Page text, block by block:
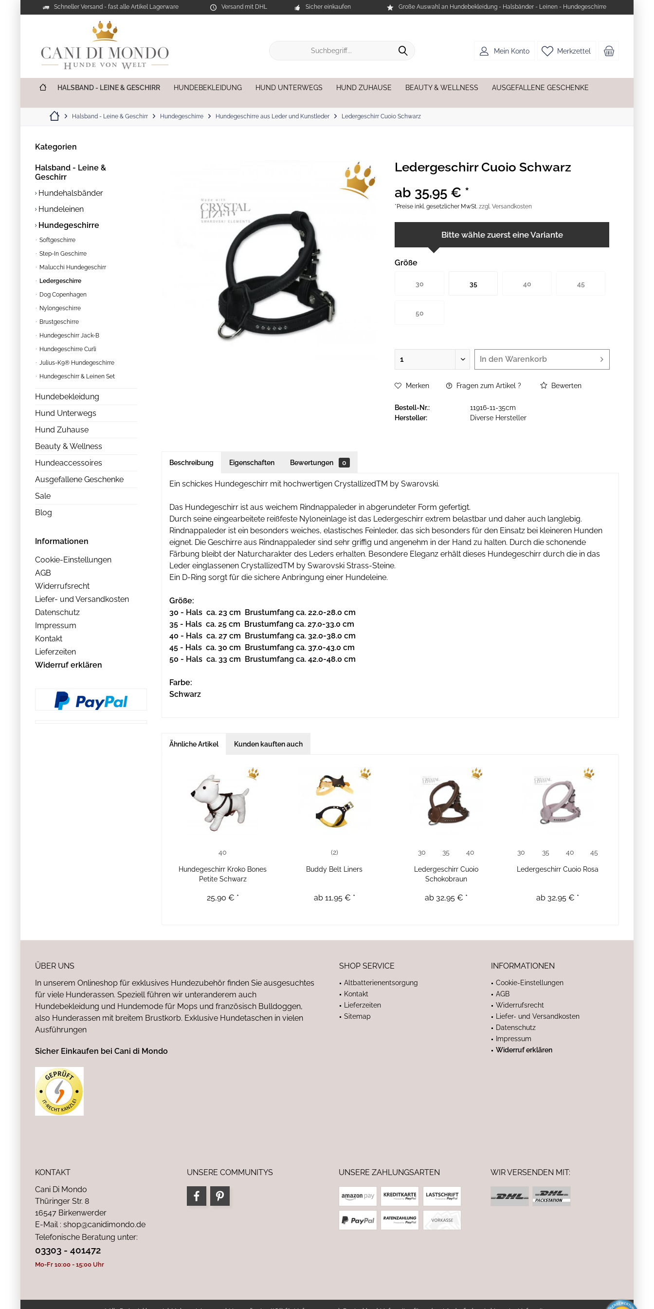
Schneller Versand - fast alle Artikel Lagerware Versand mit DHL Sicher einkaufen Große Auswahl an Hundebekleidung - Halsbänder - Leinen - Hundegeschirre
Merkzettel
Mein Konto
HALSBAND - LEINE & GESCHIRR HUNDEBEKLEIDUNG HUND UNTERWEGS HUND ZUHAUSE BEAUTY & WELLNESS AUSGEFALLENE GESCHENKE
Halsband - Leine & Geschirr Hundegeschirre Hundegeschirre aus Leder und Kunstleder Ledergeschirr Cuoio Schwarz
Kategorien
Halsband - Leine &
Geschirr
Hundehalsbänder
Hundeleinen
Hundegeschirre
Softgeschirre
Step-In Geschirre
Malucchi Hundegeschirr
Ledergeschirre
Dog Copenhagen
Nylongeschirre
Brustgeschirre
Hundegeschirr Jack-B
Hundegeschirre Curli
Julius-K9® Hundegeschirre
Hundegeschirr & Leinen Set
Hundebekleidung
Hund Unterwegs
Hund Zuhause
Beauty & Wellness
Hundeaccessoires
Ausgefallene Geschenke
Sale
Blog
Informationen
Cookie-Einstellungen
AGB
Widerrufsrecht
Liefer- und Versandkosten
Datenschutz
Impressum
Kontakt
Lieferzeiten
Widerruf erklären
Ledergeschirr Cuoio Schwarz
ab 35,95 € *
*Preise inkl. gesetzlicher MwSt.zzgl. Versandkosten
Bitte wähle zuerst eine Variante
Größe
30 35 40 45
50
In den Warenkorb
Merken Fragen zum Artikel ? Bewerten
Bestell-Nr.:
11916-11-35cm
Hersteller:
Diverse Hersteller
Beschreibung Eigenschaften Bewertungen 0
Ein schickes Hundegeschirr mit hochwertigen CrystallizedTM by Swarovski.
Das Hundegeschirr ist aus weichem Rindnappaleder in abgerundeter Form gefertigt.
Durch seine eingearbeitete reißfeste Nyloneinlage ist das Ledergeschirr extrem belastbar und daher auch langlebig.
Rindnappaleder ist ein besonders weiches, elastisches Feinleder, das sich besonders für den Einsatz bei kleineren Hunden
eignet. Die Geschirre aus Rindnappaleder sind sehr griffig und angenehm in der Hand zu halten. Durch die schonende
Färbung bleibt der Naturcharakter des Leders erhalten. Besondere Eleganz erhält dieses Hundegeschirr durch die in das
Leder einglassenen CrystallizedTM by Swarovski Strass-Steine.
Ein D-Ring sorgt für die sichere Anbringung einer Hundeleine.
Größe:
30 - Hals ca. 23 cm Brustumfang ca. 22.0-28.0 cm
35 - Hals ca. 25 cm Brustumfang ca. 27.0-33.0 cm
40 - Hals ca. 27 cm Brustumfang ca. 32.0-38.0 cm
45 - Hals ca. 30 cm Brustumfang ca. 37.0-43.0 cm
50 - Hals ca. 33 cm Brustumfang ca. 42.0-48.0 cm
Farbe:
Schwarz
Ähnliche Artikel Kunden kauften auch
40
Hundegeschirr Kroko Bones
Petite Schwarz
25,90 € *
(2)
Buddy Belt Liners
ab 11,95 € *
30 35 40
Ledergeschirr Cuoio
Schokobraun
ab 32,95 € *
30 35 40 45
Ledergeschirr Cuoio Rosa
ab 32,95 € *
ÜBER UNS
In unserem Onlineshop für exklusives Hundezubehör finden Sie ausgesuchtes
für viele Hunderassen. Speziell führen wir unteranderem auch
Hundebekleidung und Hundemode für Mops und französisch Bulldoggen,
also Hunderassen mit breitem Brustkorb. Exklusive Hundetaschen in vielen
Ausführungen
Sicher Einkaufen bei Cani di Mondo
SHOP SERVICE
Altbatterienentsorgung
Kontakt
Lieferzeiten
Sitemap
INFORMATIONEN
Cookie-Einstellungen
AGB
Widerrufsrecht
Liefer- und Versandkosten
Datenschutz
Impressum
Widerruf erklären
KONTAKT
Cani Di Mondo
Thüringer Str. 8
16547 Birkenwerder
E-Mail : shop@canidimondo.de
Telefonische Beratung unter:
03303 - 401472
Mo-Fr 10:00 - 15:00 Uhr
UNSERE COMMUNITYS UNSERE ZAHLUNGSARTEN WIR VERSENDEN MIT: